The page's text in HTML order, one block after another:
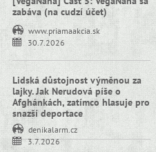
zabáva (na cudzí účet)
www.priamaakcia.sk
30.7.2026
Lidská důstojnost výměnou za
lajky. Jak Nerudová píše o
Afghánkách, zatímco hlasuje pro
snazší deportace
denikalarm.cz
3.7.2026